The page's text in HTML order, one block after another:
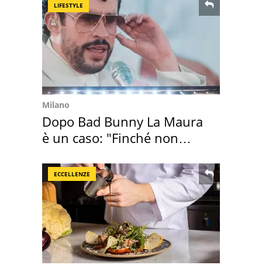
LIFESTYLE
Milano
Dopo Bad Bunny La Maura
è un caso: "Finché non
ECCELLENZE